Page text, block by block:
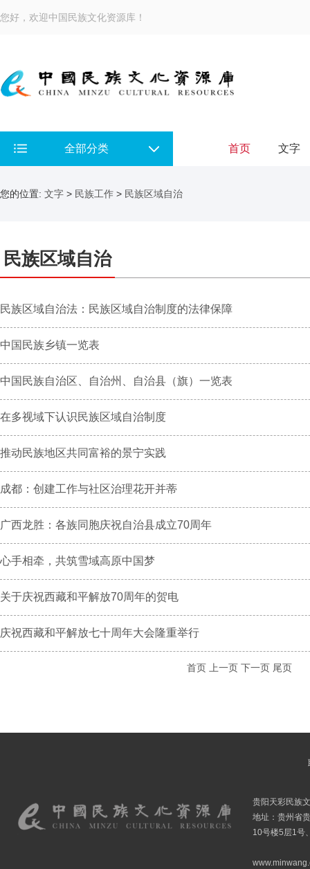
您好，欢迎中国民族文化资源库！
全部分类 首页 文字
您的位置: 文字 > 民族工作 > 民族区域自治
民族区域自治
民族区域自治法：民族区域自治制度的法律保障
中国民族乡镇一览表
中国民族自治区、自治州、自治县（旗）一览表
在多视域下认识民族区域自治制度
推动民族地区共同富裕的景宁实践
成都：创建工作与社区治理花开并蒂
广西龙胜：各族同胞庆祝自治县成立70周年
心手相牵，共筑雪域高原中国梦
关于庆祝西藏和平解放70周年的贺电
庆祝西藏和平解放七十周年大会隆重举行
首页 上一页 下一页 尾页
贵阳天彩民族
地址：贵州省
10号楼5层1号